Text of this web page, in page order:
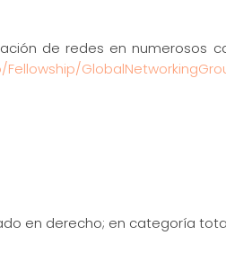
de redes en numerosos
en derecho; en categoría